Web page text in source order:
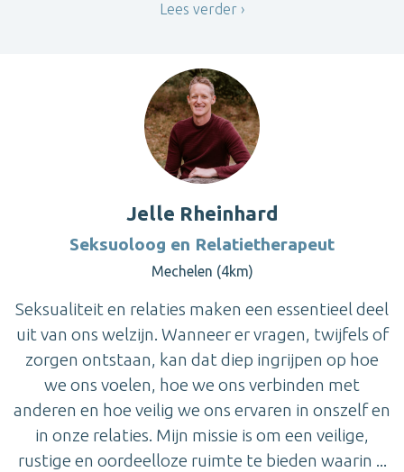
Lees verder
Jelle Rheinhard
Seksuoloog en Relatietherapeut
Mechelen (4km)
Seksualiteit en relaties maken een essentieel deel
uit van ons welzijn. Wanneer er vragen, twijfels of
zorgen ontstaan, kan dat diep ingrijpen op hoe
we ons voelen, hoe we ons verbinden met
anderen en hoe veilig we ons ervaren in onszelf en
in onze relaties. Mijn missie is om een veilige,
rustige en oordeelloze ruimte te bieden waarin ...